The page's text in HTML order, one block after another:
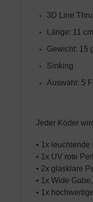
3D Line
Länge: 11 cm
Gewicht: 15
Sinking
Auswahl: 5
Jeder Köder
• 1x leuchtende
• 1x UV rote
• 2x glasklare
• 1x Wide
• 1x